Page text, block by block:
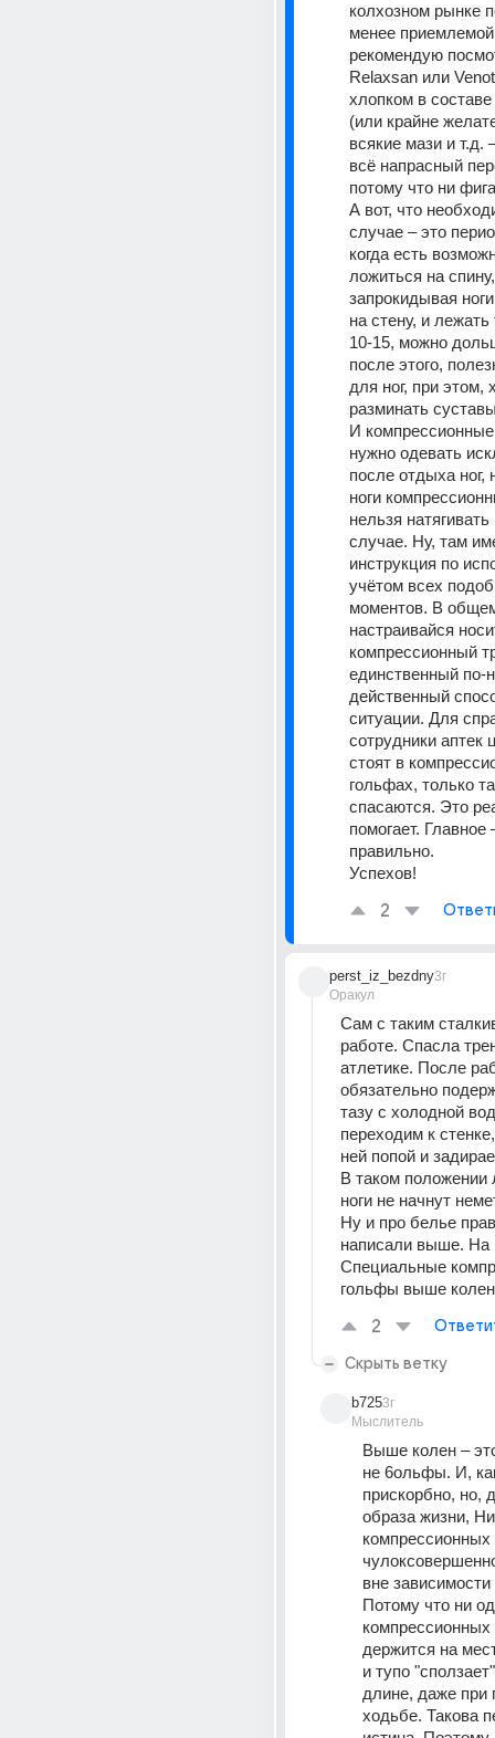
колхозном рынке
менее
рекомендую
Relaxsan или
хлопком в
(или крайне
всякие мази и т.д.
всё напрасный
потому что ни
А вот, что
случае – это
когда есть
ложиться на спину,
запрокидывая
на стену, и лежать
10-15, можно
после этого,
для ног, при этом,
разминать
И
нужно одевать
после отдыха ног,
ноги
нельзя
случае. Ну, там
инструкция по
учётом всех
моментов. В
настраивайся
компрессионный
единственный по-
действенный
ситуации. Для
сотрудники аптек
стоят в
гольфах, только
спасаются. Это
помогает. Главное
правильно.
Успехов!
2
perst_iz_bezdny
Оракул
3г
Сам с таким
работе. Спасла
атлетике. После
обязательно
тазу с холодной
переходим к
ней попой и
В таком положении
ноги не начнут
Ну и про белье
написали выше. На
Специальные
гольфы выше
2
Скрыть ветку
b725
Мыслитель
3г
Выше колен –
не 6ольфы. И,
прискорбно, но,
образа жизни,
компрессионных
вне
Потому что ни
компрессионных
держится на
и тупо
длине, даже при
ходьбе. Такова